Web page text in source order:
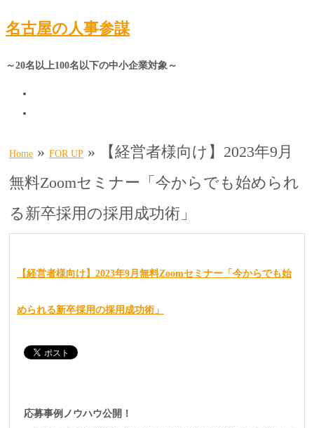
名古屋の人事参謀
～20名以上100名以下の中小企業対象～
Home » FOR UP »
【経営者様向け】2023年9月
無料Zoomセミナー「今からでも始められ
る新卒採用の採用成功術」
【経営者様向け】2023年9月無料Zoomセミナー「今からでも始
められる新卒採用の採用成功術」
応募事例ノウハウ公開！